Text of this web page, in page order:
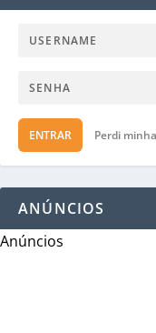
ENTRAR Perdi
ANÚNCIOS
Anúncios